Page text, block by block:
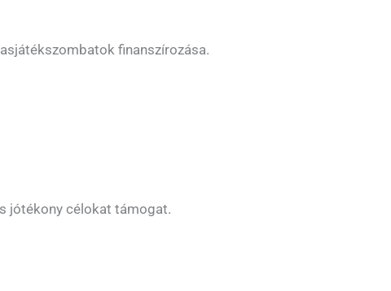
finanszírozása.
jótékony célokat támogat.